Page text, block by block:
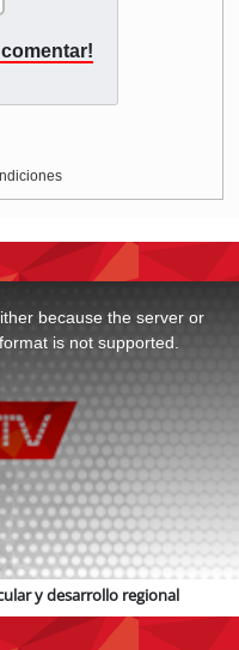
because the server or
is not supported.
y desarrollo regional